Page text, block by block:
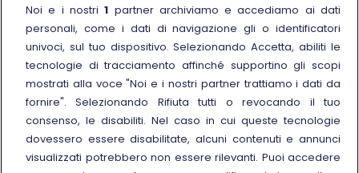
Noleggia un treno charter
Viaggi di gruppo
Seguici sui social
Noi e i nostri1 partner archiviamo e accediamo ai dati
personali, come i dati di navigazione gli o identificatori
univoci, sul tuo dispositivo. Selezionando Accetta, abiliti le
tecnologie di tracciamento affinché supportino gli scopi
mostrati alla voce "Noi e i nostri partner trattiamo i dati da
fornire". Selezionando Rifiuta tutti o revocando il tuo
consenso, le disabiliti. Nel caso in cui queste tecnologie
dovessero essere disabilitate, alcuni contenuti e annunci
visualizzati potrebbero non essere rilevanti. Puoi accedere